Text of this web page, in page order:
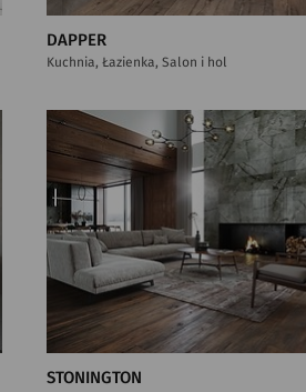
DAPPER
Kuchnia, Łazienka, Salon i hol
STONINGTON